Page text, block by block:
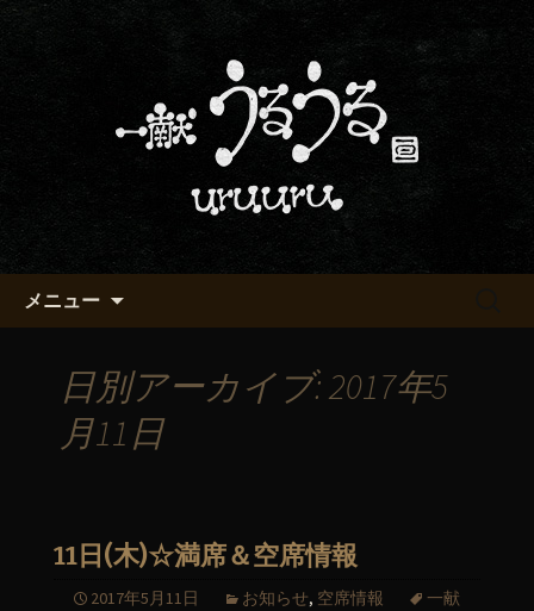
京都・五条でおいしい地酒が飲
める「一献うるうる」のブロ
京都・五条烏丸の町屋居酒屋「一献う
るうる」からのお知らせ
メニュー
日別アーカイブ: 2017年5
月11日
11日(木)☆満席＆空席情報
2017年5月11日 お知らせ, 空席情報
一献